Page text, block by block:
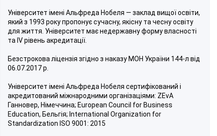
Університет імені Альфреда Нобеля — заклад вищої освіти,
який з 1993 року пропонує сучасну, якісну та чесну освіту
для життя. Університет має недержавну форму власності
та IV рівень акредитації.
Безстрокова ліцензія згідно з наказу МОН України 144-л від
06.07.2017 р.
Університет імені Альфреда Нобеля сертифікований і
акредитований міжнародними організаціями: ZEvA
Ганновер, Німеччина; European Council for Business
Education, Бельгія; International Organization for
Standardization ISO 9001: 2015